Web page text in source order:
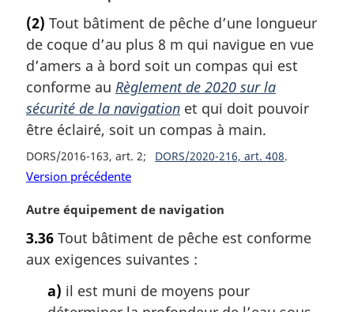
n
a
e
:
t
e
m
a
g
i
n
l
e
(2) Tout bâtiment de pêche d’une longueur
de coque d’au plus 8 m qui navigue en vue
d’amers a à bord soit un compas qui est
conforme au Règlement de 2020 sur la
sécurité de la navigation et qui doit pouvoir
être éclairé, soit un compas à main.
DORS/2016-163, art. 2 DORS/2020-216, art. 408
Version précédente
N
t
e
Autre équipement de navigation
3.36 Tout bâtiment de pêche est conforme
aux exigences suivantes :
a) il est muni de moyens pour